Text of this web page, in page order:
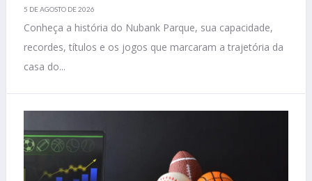
5 DE AGOSTO DE 2026
Conheça a história do Nubank Parque, sua capacidade,
recordes, títulos e os jogos que marcaram a trajetória da
casa do...